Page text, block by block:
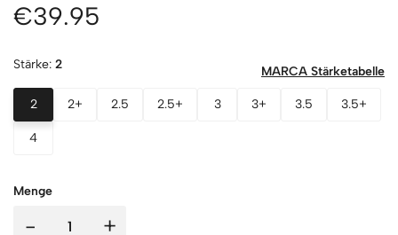
€39.95
Stärke: 2 MARCA Stärketabelle
2 2+ 2.5 2.5+ 3 3+ 3.5 3.5+
4
Menge
- +